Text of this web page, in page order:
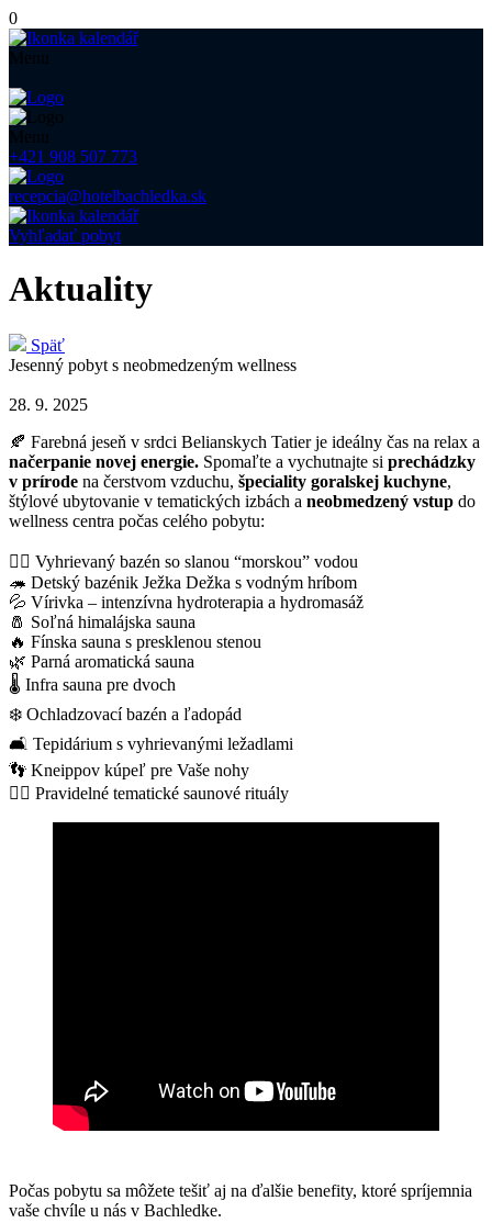
0
Menu
Menu
+421 908 507 773
recepcia@hotelbachledka.sk
Vyhľadať pobyt
Aktuality
Späť
Jesenný pobyt s neobmedzeným wellness
28. 9. 2025
🍂 Farebná jeseň v srdci Belianskych Tatier je ideálny čas na relax a
načerpanie novej energie. Spomaľte a vychutnajte si prechádzky
v prírode na čerstvom vzduchu, špeciality goralskej kuchyne,
štýlové ubytovanie v tematických izbách a neobmedzený vstup do
wellness centra počas celého pobytu:
🏊‍♂️ Vyhrievaný bazén so slanou “morskou” vodou
🦔 Detský bazénik Ježka Dežka s vodným hríbom
💦 Vírivka – intenzívna hydroterapia a hydromasáž
🧂 Soľná himalájska sauna
🔥 Fínska sauna s presklenou stenou
🌿 Parná aromatická sauna
🌡️ Infra sauna pre dvoch
❄️ Ochladzovací bazén a ľadopád
🛋️ Tepidárium s vyhrievanými ležadlami
👣 Kneippov kúpeľ pre Vaše nohy
🧖‍♀️ Pravidelné tematické saunové rituály
Počas pobytu sa môžete tešiť aj na ďalšie benefity, ktoré spríjemnia
vaše chvíle u nás v Bachledke.